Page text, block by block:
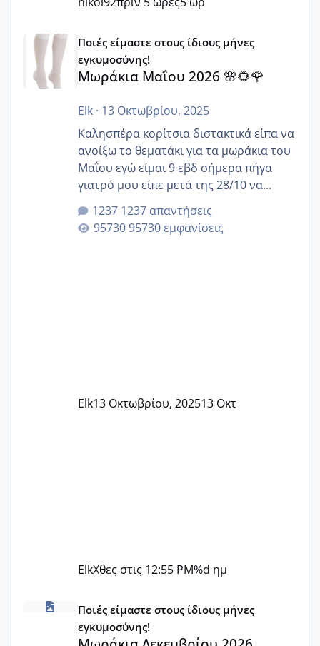
Μωράκια Μαΐου 2026 🌸🌻🌹
Ποιές είμαστε στους ίδιους μήνες
εγκυμοσύνης!
Μωράκια Μαΐου 2026 🌸🌻🌹
Elk· 13 Οκτωβρίου, 2025
Καλησπέρα κορίτσια διστακτικά είπα να
ανοίξω το θεματάκι για τα μωράκια του
Μαΐου εγώ είμαι 9 εβδ σήμερα πήγα
γιατρό μου είπε μετά της 28/10 να
κλείσω ραντεβού για την αυχενική είναι
καμιά άλλη κοπέλα να γεννάει Μάιο ;;
1237 απαντήσεις
95730 εμφανίσεις
Elk13 Οκτωβρίου, 202513 Οκτ
ElkΧθες στις 12:55 PM%d ημ
Μωράκια Δεκεμβρίου 2026
Ποιές είμαστε στους ίδιους μήνες
εγκυμοσύνης!